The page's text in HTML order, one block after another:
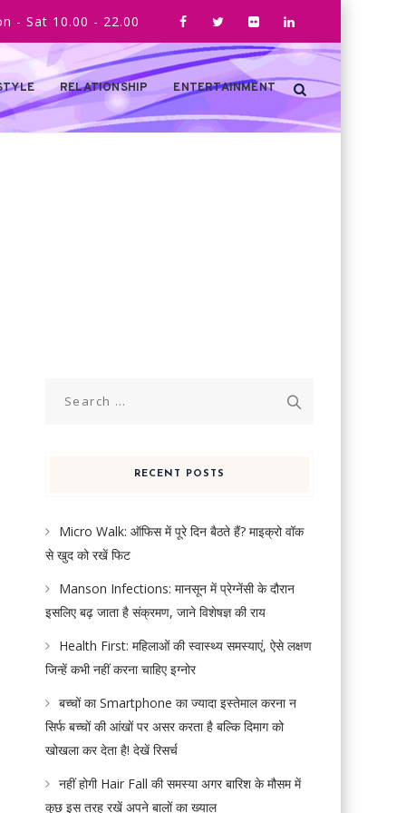
- Sat 10.00 - 22.00
RELATIONSHIP ENTERTAINMENT
RECENT POSTS
Micro Walk: ऑफिस में पूरे दिन बैठते हैं? माइक्रो वॉक
से खुद को रखें फिट
Manson Infections: मानसून में प्रेग्नेंसी के दौरान
इसलिए बढ़ जाता है संक्रमण, जाने विशेषज्ञ की राय
Health First: महिलाओं की स्वास्थ्य समस्याएं, ऐसे लक्षण
जिन्हें कभी नहीं करना चाहिए इग्नोर
बच्चों का Smartphone का ज्यादा इस्तेमाल करना न
सिर्फ बच्चों की आंखों पर असर करता है बल्कि दिमाग को
खोखला कर देता है! देखें रिसर्च
नहीं होगी Hair Fall की समस्या अगर बारिश के मौसम में
कुछ इस तरह रखें अपने बालों का ख्याल